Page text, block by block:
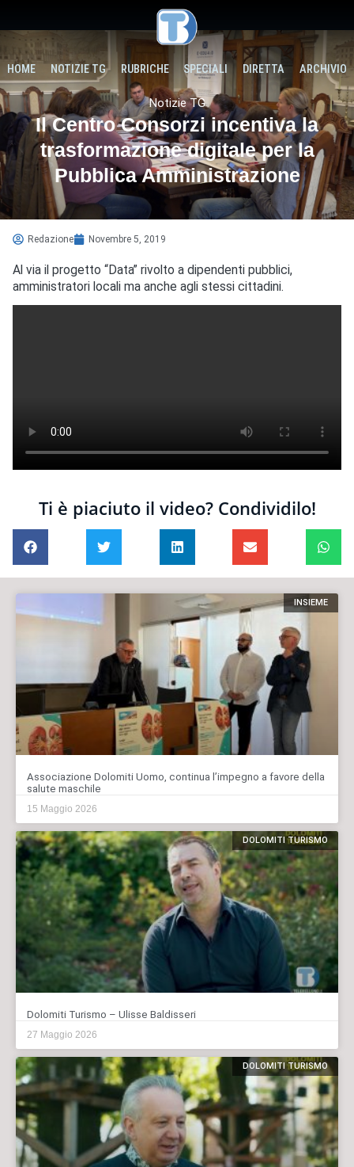
HOME NOTIZIE TG RUBRICHE SPECIALI DIRETTA ARCHIVIO
Notizie TG
Il Centro Consorzi incentiva la
trasformazione digitale per la
Pubblica Amministrazione
Redazione Novembre 5, 2019
Al via il progetto “Data” rivolto a dipendenti pubblici,
amministratori locali ma anche agli stessi cittadini.
Ti è piaciuto il video? Condividilo!
INSIEME
Associazione Dolomiti Uomo, continua l’impegno a favore della
salute maschile
15 Maggio 2026
DOLOMITI TURISMO
Dolomiti Turismo – Ulisse Baldisseri
27 Maggio 2026
DOLOMITI TURISMO